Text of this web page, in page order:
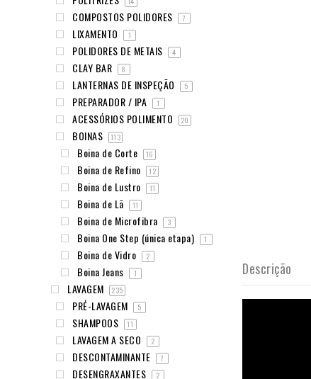
Descrição
COMPOSTOS POLIDORES 7
LIXAMENTO 1
POLIDORES DE METAIS 4
CLAY BAR 8
LANTERNAS DE INSPEÇÃO 5
PREPARADOR / IPA 1
ACESSÓRIOS POLIMENTO 20
BOINAS 113
Boina de Corte 16
Boina de Refino 12
Boina de Lustro 11
Boina de Lã 11
Boina de Microfibra 3
Boina One Step (única etapa) 1
Boina de Vidro 2
Boina Jeans 1
LAVAGEM 235
PRÉ-LAVAGEM 5
SHAMPOOS 11
LAVAGEM A SECO 2
DESCONTAMINANTE 7
DESENGRAXANTES 2